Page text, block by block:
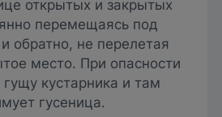
открытых и закрытых
перемещаясь под
обратно, не перелетая
место. При опасности
кустарника и там
гусеница.